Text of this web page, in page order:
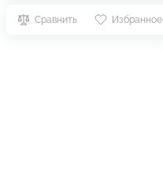
Сравнить Избранное